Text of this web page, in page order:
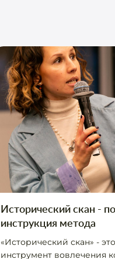
Исторический скан -
инструкция метода
«Исторический скан» - это
инструмент вовлечения